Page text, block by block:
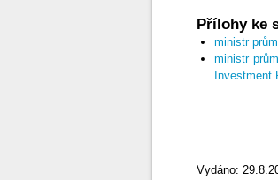
Přílohy ke
ministr
ministr
Investment
Vydáno: